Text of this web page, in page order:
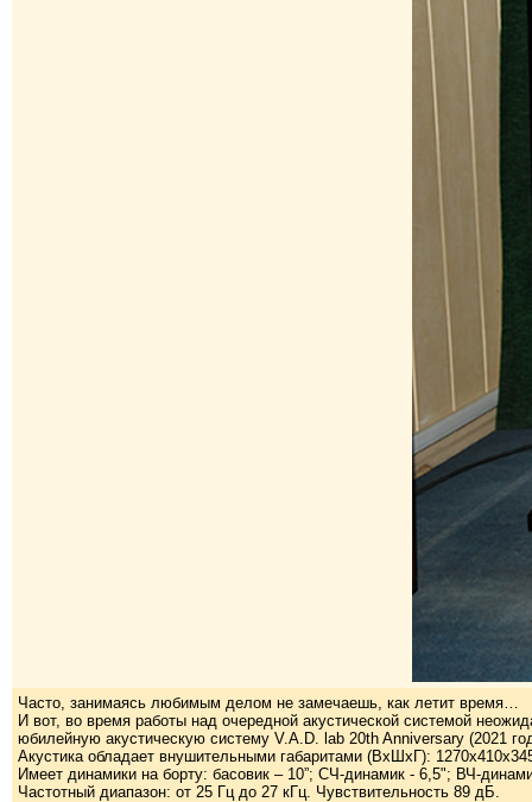
Часто, занимаясь любимым делом не замечаешь, как летит время…
И вот, во время работы над очередной акустической системой
юбилейную акустическую систему V.A.D. lab 20th Anniversary (2021
Акустика обладает внушительными габаритами (ВхШхГ):
Имеет динамики на борту: басовик – 10”; СЧ-динамик - 6,5"; ВЧ-
Частотный диапазон: от 25 Гц до 27 кГц. Чувствительность 89 дБ.